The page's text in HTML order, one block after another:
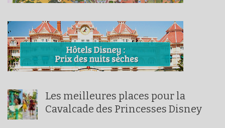
Les meilleures places pour la
Cavalcade des Princesses Disney